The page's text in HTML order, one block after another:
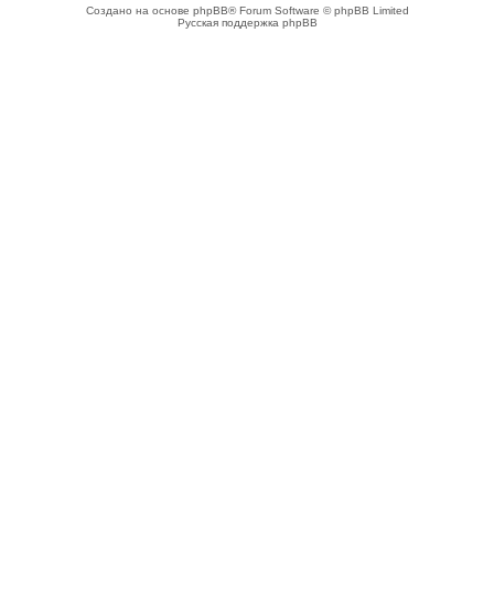
Создано на основе phpBB® Forum Software © phpBB Limited
Русская поддержка phpBB